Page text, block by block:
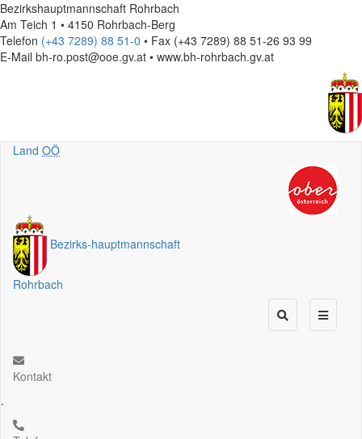
Bezirkshauptmannschaft Rohrbach
Am Teich 1 • 4150 Rohrbach-Berg
Telefon (+43 7289) 88 51-0 • Fax (+43 7289) 88 51-26 93 99
E-Mail bh-ro.post@ooe.gv.at • www.bh-rohrbach.gv.at
Land OÖ
Bezirks-hauptmannschaft
Rohrbach
Kontakt
.